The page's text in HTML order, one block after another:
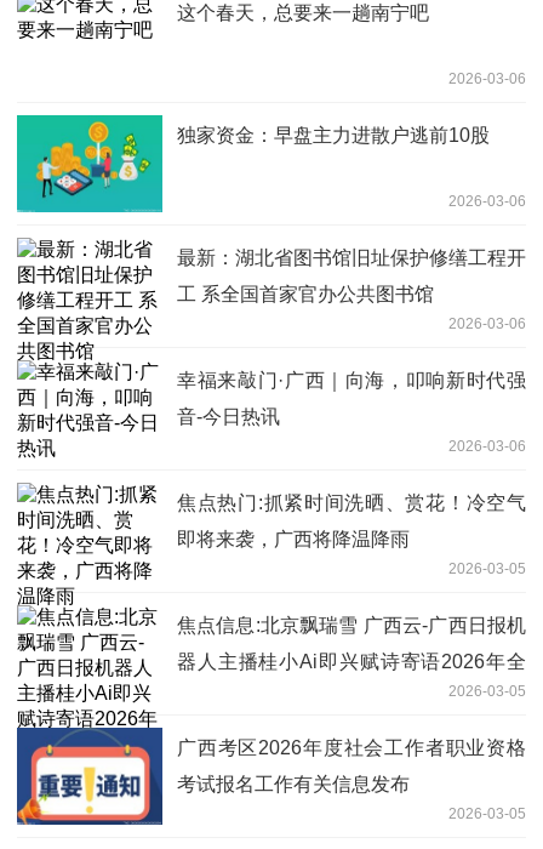
这个春天，总要来一趟南宁吧
2026-03-06
独家资金：早盘主力进散户逃前10股
2026-03-06
最新：湖北省图书馆旧址保护修缮工程开
工 系全国首家官办公共图书馆
2026-03-06
幸福来敲门·广西｜向海，叩响新时代强
音-今日热讯
2026-03-06
焦点热门:抓紧时间洗晒、赏花！冷空气
即将来袭，广西将降温降雨
2026-03-05
焦点信息:北京飘瑞雪 广西云-广西日报机
器人主播桂小Ai即兴赋诗寄语2026年全
2026-03-05
广西考区2026年度社会工作者职业资格
考试报名工作有关信息发布
2026-03-05